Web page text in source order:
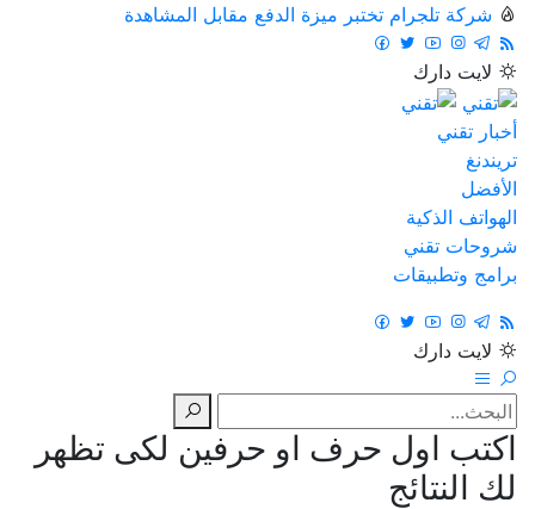
شركة تلجرام تختبر ميزة الدفع مقابل المشاهدة
لايت دارك
أخبار تقني
تريندنغ
الأفضل
الهواتف الذكية
شروحات تقني
برامج وتطبيقات
لايت دارك
اكتب اول حرف او حرفين لكى تظهر
لك النتائج